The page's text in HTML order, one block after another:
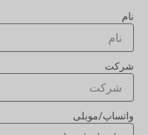
نام
شرکت
واتساپ/موبلی